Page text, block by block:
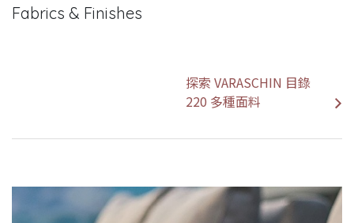
Fabrics & Finishes
探索 VARASCHIN 目錄
220 多種面料